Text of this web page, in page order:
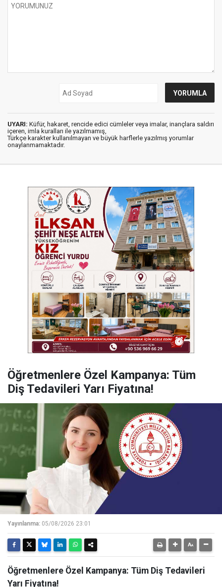
UYARI: Küfür, hakaret, rencide edici cümleler veya imalar, inançlara saldırı
içeren, imla kuralları ile yazılmamış,
Türkçe karakter kullanılmayan ve büyük harflerle yazılmış yorumlar
onaylanmamaktadır.
Öğretmenlere Özel Kampanya: Tüm
Diş Tedavileri Yarı Fiyatına!
Yayınlanma: 05/08/2026 23:01
Öğretmenlere Özel Kampanya: Tüm Diş Tedavileri
Yarı Fiyatına!